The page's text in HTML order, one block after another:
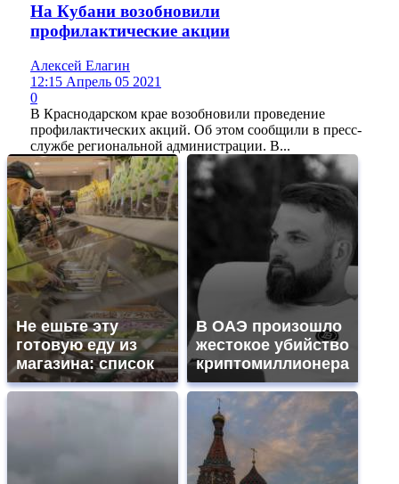
На Кубани возобновили
профилактические акции
Алексей Елагин
12:15 Апрель 05 2021
0
В Краснодарском крае возобновили проведение
профилактических акций. Об этом сообщили в пресс-
службе региональной администрации. В...
Не ешьте эту
готовую еду из
магазина: список
В ОАЭ произошло
жестокое убийство
криптомиллионера